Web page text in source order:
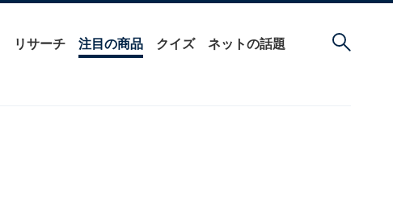
リサーチ 注目の商品 クイズ ネットの話題